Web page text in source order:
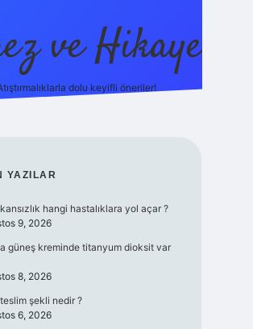
ve Hikaye
dolu keyifli öneriler!
YAZILAR
hangi hastalıklara yol açar ?
9, 2026
güneş kreminde titanyum dioksit var
8, 2026
şekli nedir ?
6, 2026